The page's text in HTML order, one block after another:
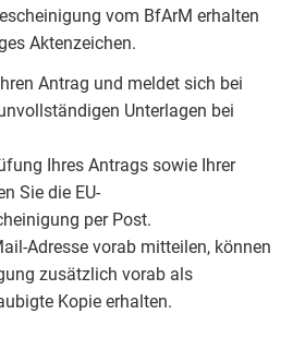
vom BfArM erhalten
Aktenzeichen.
Antrag und meldet sich bei
Unterlagen bei
Ihres Antrags sowie Ihrer
Sie die EU-
per Post.
Adresse vorab mitteilen, können
zusätzlich vorab als
Kopie erhalten.